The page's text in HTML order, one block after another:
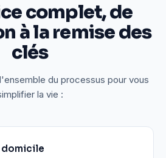
complet, de
à la remise des
clés
du processus pour vous
la vie :
domicile